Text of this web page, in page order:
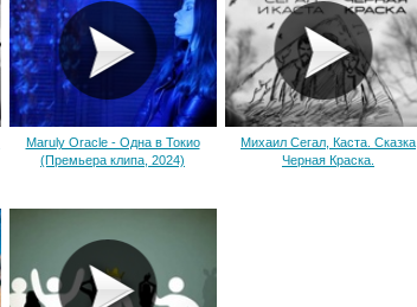
Maruly Oracle - Одна в Токио
(Премьера клипа, 2024)
Михаил Сегал, Каста. Cказка
Черная Краска.